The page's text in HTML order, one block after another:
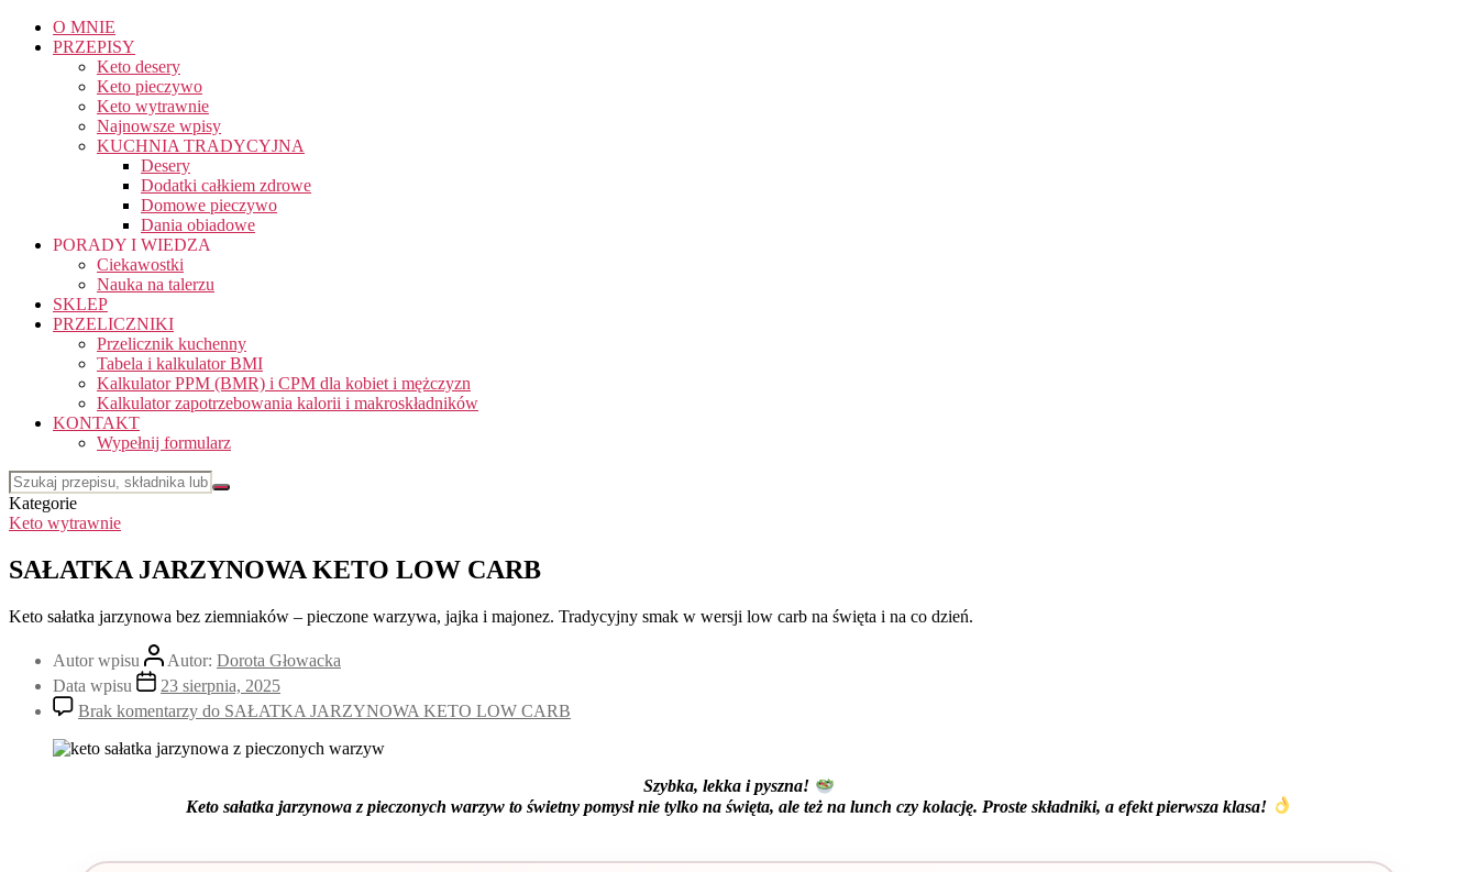
O MNIE
PRZEPISY
Keto desery
Keto pieczywo
Keto wytrawnie
Najnowsze wpisy
KUCHNIA TRADYCYJNA
Desery
Dodatki całkiem zdrowe
Domowe pieczywo
Dania obiadowe
PORADY I WIEDZA
Ciekawostki
Nauka na talerzu
SKLEP
PRZELICZNIKI
Przelicznik kuchenny
Tabela i kalkulator BMI
Kalkulator PPM (BMR) i CPM dla kobiet i mężczyzn
Kalkulator zapotrzebowania kalorii i makroskładników
KONTAKT
Wypełnij formularz
Kategorie
Keto wytrawnie
SAŁATKA JARZYNOWA KETO LOW CARB
Keto sałatka jarzynowa bez ziemniaków – pieczone warzywa, jajka i majonez. Tradycyjny smak w wersji low carb na święta i na co dzień.
Autor wpisu Autor: Dorota Głowacka
Data wpisu
23 sierpnia, 2025
Brak komentarzy do SAŁATKA JARZYNOWA KETO LOW CARB
Szybka, lekka i pyszna!
Keto sałatka jarzynowa z pieczonych warzyw to świetny pomysł nie tylko na święta, ale też na lunch czy kolację. Proste składniki, a efekt pierwsza klasa!